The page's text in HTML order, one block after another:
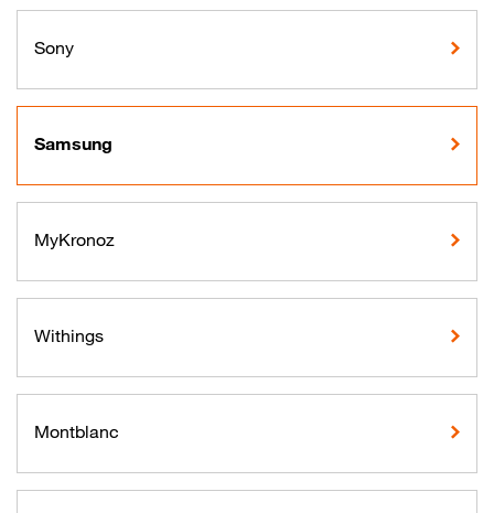
Sony
Samsung
MyKronoz
Withings
Montblanc